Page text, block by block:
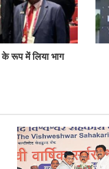
के रूप में लिया भाग